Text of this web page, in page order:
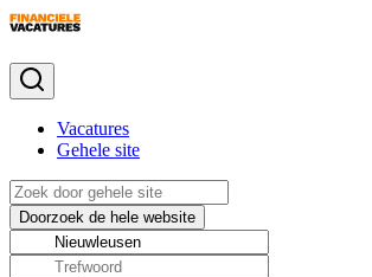
Vacatures
Gehele site